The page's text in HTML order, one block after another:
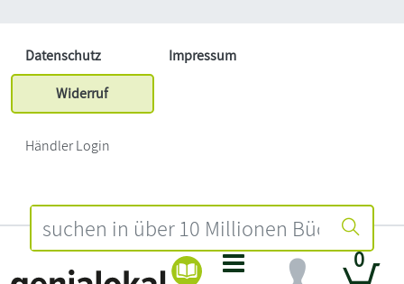
0
Datenschutz
Impressum
Widerruf
Händler Login